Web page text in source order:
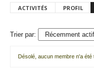
ACTIVITÉS PROFIL
Trier par:
Désolé, aucun membre n'a été